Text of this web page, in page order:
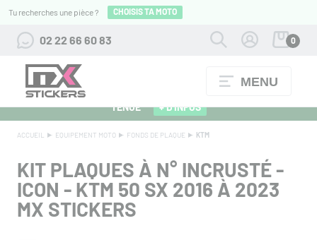
Tu recherches une pièce ? CHOISIS TA MOTO
02 22 66 60 83 0
MENU
ALPINESTARS 27 : FLOCAGE OFFERT POUR L'ACHAT D'UNE
TENUE
+ D'INFOS
ACCUEIL EQUIPEMENT MOTO FONDS DE PLAQUE KTM
KIT PLAQUES À N° INCRUSTÉ -
ICON - KTM 50 SX 2016 À 2023
MX STICKERS